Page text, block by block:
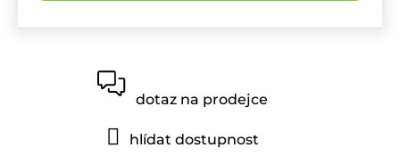
dotaz na prodejce
hlídat dostupnost